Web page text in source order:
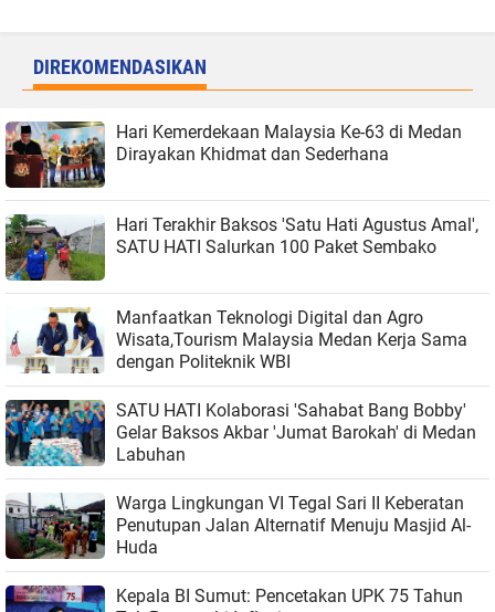
DIREKOMENDASIKAN
Hari Kemerdekaan Malaysia Ke-63 di Medan
Dirayakan Khidmat dan Sederhana
Hari Terakhir Baksos 'Satu Hati Agustus Amal',
SATU HATI Salurkan 100 Paket Sembako
Manfaatkan Teknologi Digital dan Agro
Wisata,Tourism Malaysia Medan Kerja Sama
dengan Politeknik WBI
SATU HATI Kolaborasi 'Sahabat Bang Bobby'
Gelar Baksos Akbar 'Jumat Barokah' di Medan
Labuhan
Warga Lingkungan VI Tegal Sari II Keberatan
Penutupan Jalan Alternatif Menuju Masjid Al-
Huda
Kepala BI Sumut: Pencetakan UPK 75 Tahun